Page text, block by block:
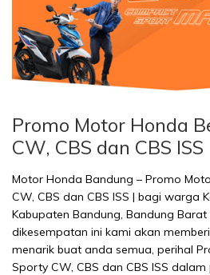
Promo Motor Honda
CW, CBS dan CBS ISS
Motor Honda Bandung – Promo
CW, CBS dan CBS ISS | bagi warga
Kabupaten Bandung, Bandung
dikesempatan ini kami akan
menarik buat anda semua, perihal
Sporty CW, CBS dan CBS ISS